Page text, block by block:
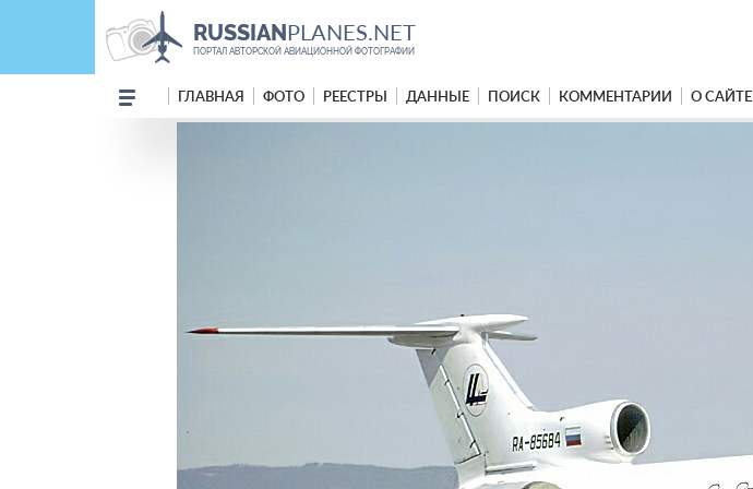
RUSSIANPLANES.NET
ПОРТАЛ АВТОРСКОЙ АВИАЦИОННОЙ ФОТОГРАФИИ
ГЛАВНАЯ ФОТО РЕЕСТРЫ ДАННЫЕ ПОИСК КОММЕНТАРИИ О САЙТЕ